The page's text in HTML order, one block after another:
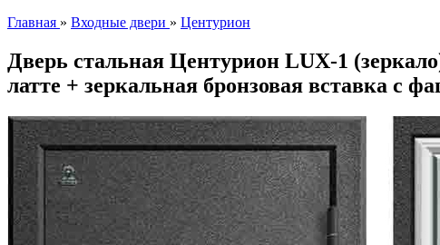
Главная » Входные двери » Центурион
Дверь стальная Центурион LUX-1
латте + зеркальная бронзовая вставка с